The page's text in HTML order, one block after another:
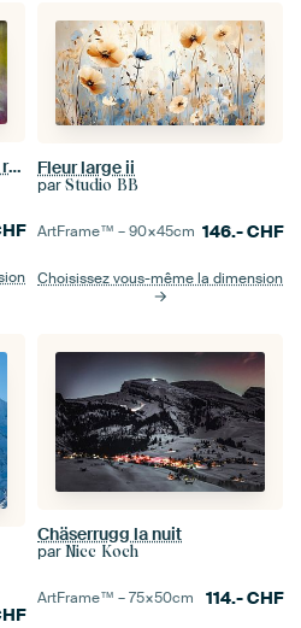
Fête : bouteilles et verres en rouge et or Fleur large ii
par Studio BB
ArtFrame™ –90×45cm 146.-CHF
Choisissez vous-même la dimension
Chäserrugg la nuit
par Nicc Koch
ArtFrame™ –75×50cm 114.-CHF